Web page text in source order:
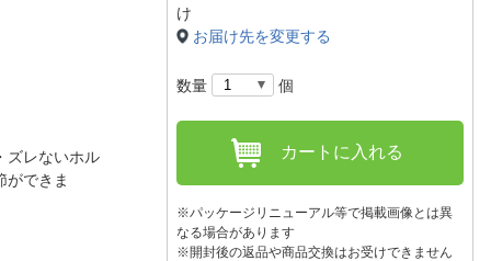
窓口
ズレないホル
ができま
け
お届け先を変更する
数量 個
カートに入れる
※パッケージリニューアル等で掲載画像とは異
なる場合があります
※開封後の返品や商品交換はお受けできません